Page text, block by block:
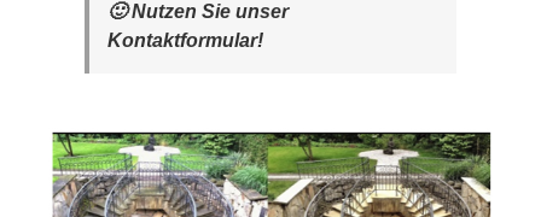
🙂 Nutzen Sie unser
Kontaktformular!